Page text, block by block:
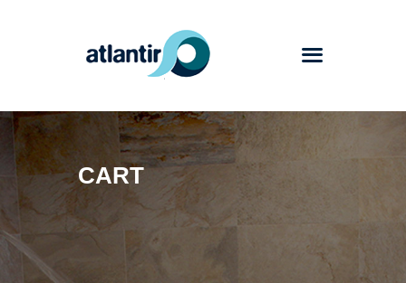
CART
Atlantir
Servicios
Productos
Trabajos